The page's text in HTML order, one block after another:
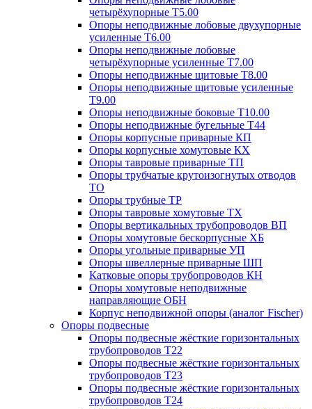
четырёхупорные Т5.00
Опоры неподвижные лобовые двухупорные
усиленные Т6.00
Опоры неподвижные лобовые
четырёхупорные усиленные Т7.00
Опоры неподвижные щитовые Т8.00
Опоры неподвижные щитовые усиленные
Т9.00
Опоры неподвижные боковые Т10.00
Опоры неподвижные бугельные Т44
Опоры корпусные приварные КП
Опоры корпусные хомутовые КХ
Опоры тавровые приварные ТП
Опоры трубчатые крутоизогнутых отводов
ТО
Опоры трубные ТР
Опоры тавровые хомутовые ТХ
Опоры вертикальных трубопроводов ВП
Опоры хомутовые бескорпусные ХБ
Опоры угольные приварные УП
Опоры швеллерные приварные ШП
Катковые опоры трубопроводов КН
Опоры хомутовые неподвижные
направляющие ОБН
Корпус неподвижной опоры (аналог Fischer)
Опоры подвесные
Опоры подвесные жёсткие горизонтальных
трубопроводов Т22
Опоры подвесные жёсткие горизонтальных
трубопроводов Т23
Опоры подвесные жёсткие горизонтальных
трубопроводов Т24